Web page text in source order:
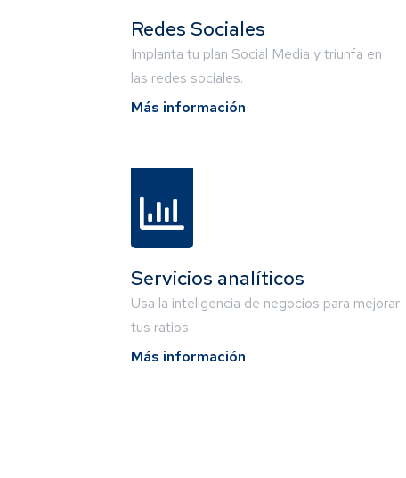
Redes Sociales
Implanta tu plan Social Media y triunfa en
las redes sociales.
Más información
Servicios analíticos
Usa la inteligencia de negocios para mejorar
tus ratios
Más información